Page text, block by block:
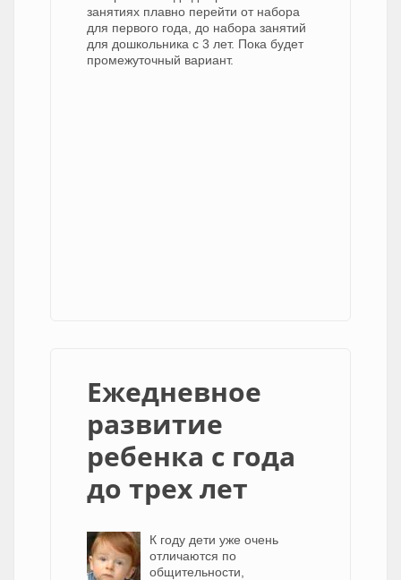
занятиях плавно перейти от набора
для первого года, до набора занятий
для дошкольника с 3 лет. Пока будет
промежуточный вариант.
Ежедневное
развитие
ребенка с года
до трех лет
К году дети уже очень
отличаются по
общительности,